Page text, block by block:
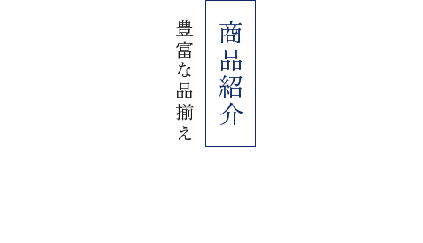
商品紹介
豊富な品揃え